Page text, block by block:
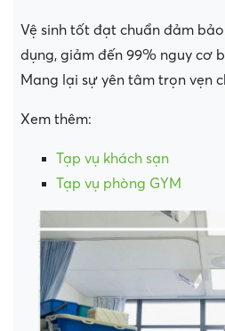
Vệ sinh tốt đạt chuẩn đảm
dụng, giảm đến 99% nguy cơ
Mang lại sự yên tâm trọn vẹn
Xem thêm:
Tạp vụ khách sạn
Tạp vụ phòng GYM